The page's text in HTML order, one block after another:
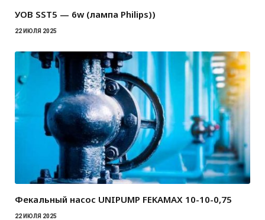
УОВ SST5 — 6w (лампа Philips))
22 ИЮЛЯ 2025
Фекальный насос UNIPUMP FEKAMAX 10-10-0,75
22 ИЮЛЯ 2025